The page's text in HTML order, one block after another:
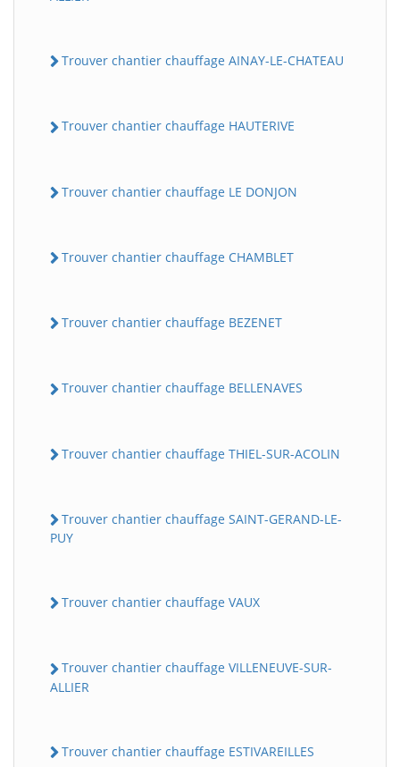
Trouver chantier chauffage AINAY-LE-CHATEAU
Trouver chantier chauffage HAUTERIVE
Trouver chantier chauffage LE DONJON
Trouver chantier chauffage CHAMBLET
Trouver chantier chauffage BEZENET
Trouver chantier chauffage BELLENAVES
Trouver chantier chauffage THIEL-SUR-ACOLIN
Trouver chantier chauffage SAINT-GERAND-LE-
PUY
Trouver chantier chauffage VAUX
Trouver chantier chauffage VILLENEUVE-SUR-
ALLIER
Trouver chantier chauffage ESTIVAREILLES